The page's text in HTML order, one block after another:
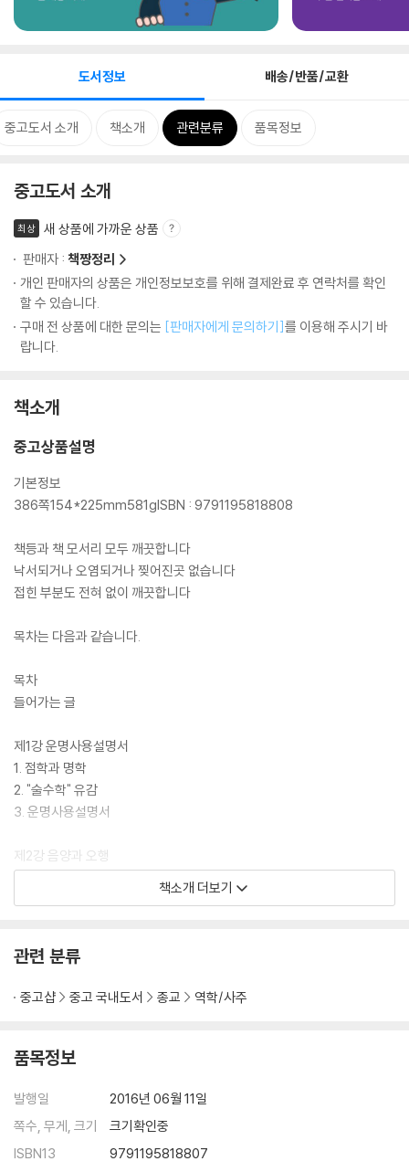
도서정보 배송/반품/교환
중고도서 소개 책소개 관련분류 품목정보
중고도서 소개
최상
새 상품에 가까운 상품
판매자 : 책짱정리
개인 판매자의 상품은 개인정보보호를 위해 결제완료 후 연락처를 확인
할 수 있습니다.
구매 전 상품에 대한 문의는 [판매자에게 문의하기]를 이용해 주시기 바
랍니다.
책소개
중고상품설명
기본정보
386쪽154*225mm581gISBN : 9791195818808
책등과 책 모서리 모두 깨끗합니다
낙서되거나 오염되거나 찢어진곳 없습니다
접힌 부분도 전혀 없이 깨끗합니다
목차는 다음과 같습니다.
목차
들어가는 글
제1강 운명사용설명서
1. 점학과 명학
2. "술수학" 유감
3. 운명사용설명서
제2강 음양과 오행
1. 음양
5. 음양오행의 또 다른 이름, 10천간 12지지
제3강 사주 세우기
2. 年柱 세우기
4. 24절기의 이해
5. 日柱 세우기
7. 대운찾기
책소개 더보기
관련 분류
중고샵 중고 국내도서 종교 역학/사주
품목정보
발행일
2016년 06월 11일
쪽수, 무게, 크기
크기확인중
ISBN13
9791195818807